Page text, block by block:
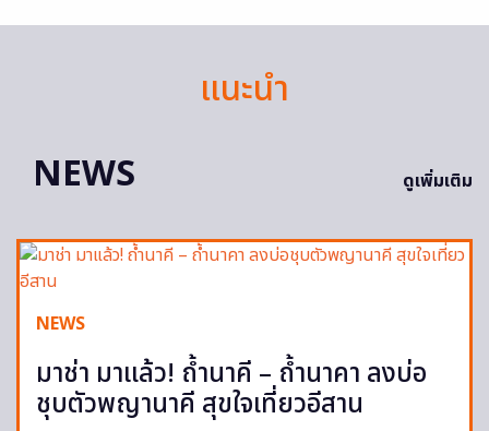
แนะนำ
NEWS
ดูเพิ่มเติม
NEWS
มาช่า มาแล้ว! ถ้ำนาคี – ถ้ำนาคา ลงบ่อ
ชุบตัวพญานาคี สุขใจเที่ยวอีสาน